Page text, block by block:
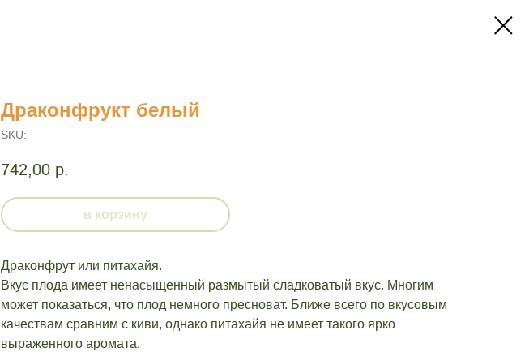
Драконфрукт белый
SKU:
742,00 р.
в корзину
Драконфрут или питахайя.
Вкус плода имеет ненасыщенный размытый сладковатый вкус. Многим
может показаться, что плод немного пресноват. Ближе всего по вкусовым
качествам сравним с киви, однако питахайя не имеет такого ярко
выраженного аромата.